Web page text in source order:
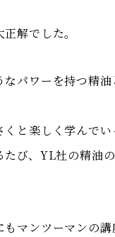
解でした。
なパワーを持つ精
と楽しく学んで
たび、YL社の精油
マンツーマンの講